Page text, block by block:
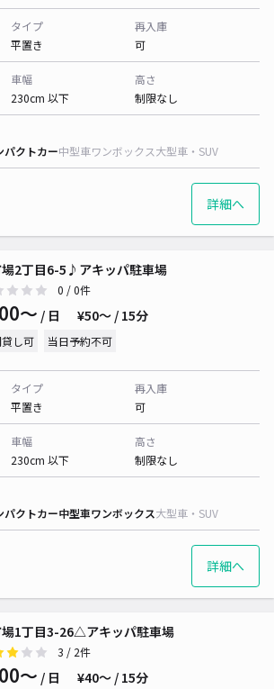
タイプ
平置き
再入庫
可
車幅
230cm 以下
高さ
制限なし
パクトカー中型車ワンボックス大型車・SUV
詳細へ
2丁目6-5♪アキッパ駐車場
0 / 0件
〜 / 日 ¥50〜 / 15分
し可 当日予約不可
タイプ
平置き
再入庫
可
車幅
230cm 以下
高さ
制限なし
パクトカー中型車ワンボックス大型車・SUV
詳細へ
1丁目3-26△アキッパ駐車場
3 / 2件
〜 / 日 ¥40〜 / 15分